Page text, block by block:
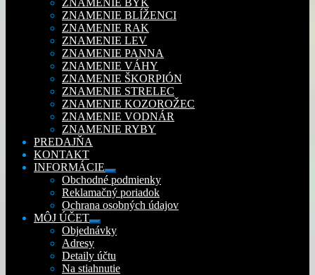
menu
ZNAMENIE BÝK
ZNAMENIE BLÍŽENCI
ZNAMENIE RAK
ZNAMENIE LEV
ZNAMENIE PANNA
ZNAMENIE VÁHY
ZNAMENIE ŠKORPIÓN
ZNAMENIE STRELEC
ZNAMENIE KOZOROŽEC
ZNAMENIE VODNÁR
ZNAMENIE RYBY
PREDAJŇA
KONTAKT
INFORMÁCIE
Rozbaliť
podradené
menu
Obchodné podmienky
Reklamačný poriadok
Ochrana osobných údajov
MÔJ ÚČET
Rozbaliť
podradené
Objednávky
Adresy
Detaily účtu
Na stiahnutie